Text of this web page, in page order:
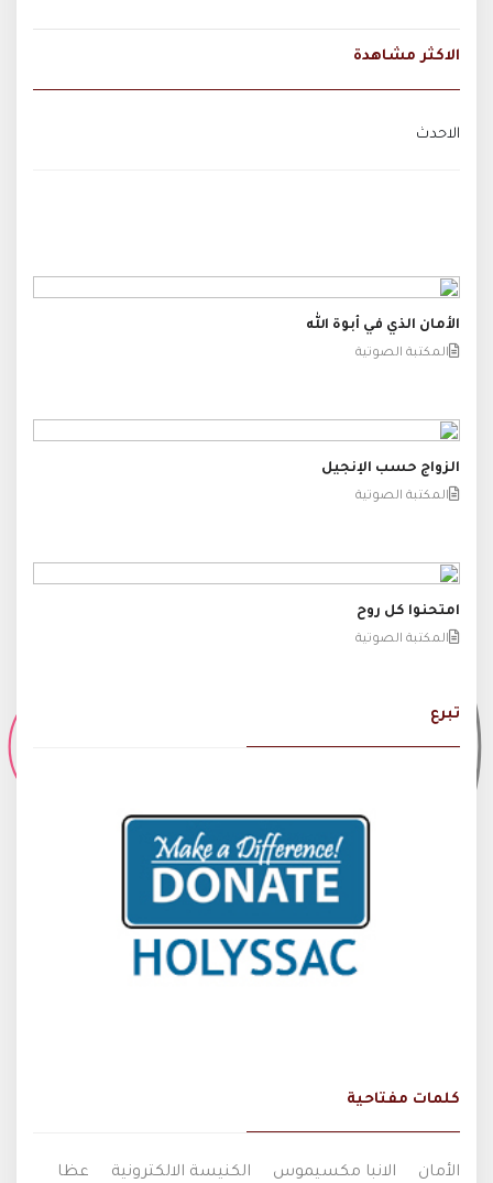
الاكثر مشاهدة
الاحدث
الأمان الذي في أبوة الله
المكتبة الصوتية
الزواج حسب الإنجيل
المكتبة الصوتية
امتحنوا كل روح
المكتبة الصوتية
تبرع
كلمات مفتاحية
الأمان الانبا مكسيموس الكنيسة الالكترونية
عظا